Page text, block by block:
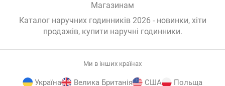
Магазинам
Каталог наручних годинників 2026 - новинки, хіти
продажів, купити наручні годинники.
Ми в інших країнах
Україна Велика Британія США Польща